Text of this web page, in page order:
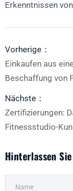
Erkenntnissen
Vorherige：
Einkaufen aus
Beschaffung von
Nächste：
Zertifizierungen:
Fitnessstudio-
Hinterlassen